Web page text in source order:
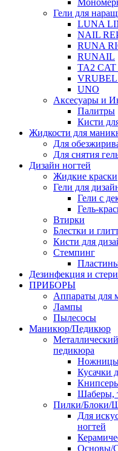
Гели для
LUNA
NAIL
RUNA
RUNAIL
TA2 CAT
UNO
Аксесуары и
Палитры
Кисти
Жидкости для
Для
Для снятия
Дизайн ногтей
Жидкие краски
Гели для
Гели с
Гель-
Втирки
Блестки и
Кисти для
Стемпинг
Дезинфекция и
ПРИБОРЫ
Аппараты для
Лампы
Пылесосы
Маникюр/Педикюр
педикюра
Ножницы
Кусачки
Шаберы,
Пилки/Блоки/
Для
ногтей
Основы/